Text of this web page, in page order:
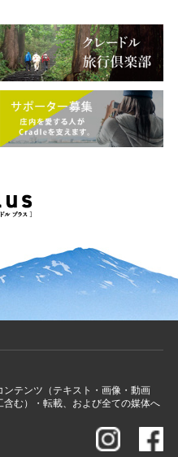
ンテンツ（テキスト・画像・動画
む）・転載、および全ての媒体へ